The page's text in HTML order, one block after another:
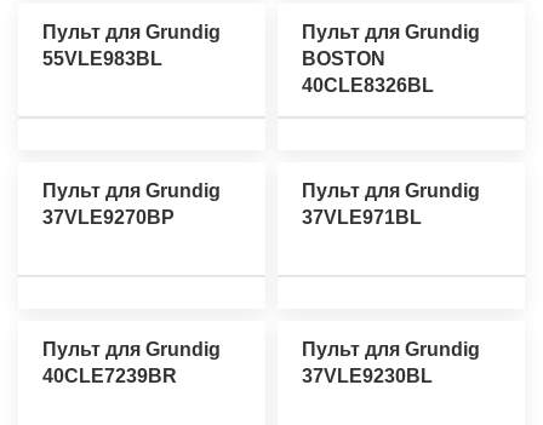
Пульт для Grundig
55VLE983BL
Пульт для Grundig
BOSTON
40CLE8326BL
Пульт для Grundig
37VLE9270BP
Пульт для Grundig
37VLE971BL
Пульт для Grundig
40CLE7239BR
Пульт для Grundig
37VLE9230BL